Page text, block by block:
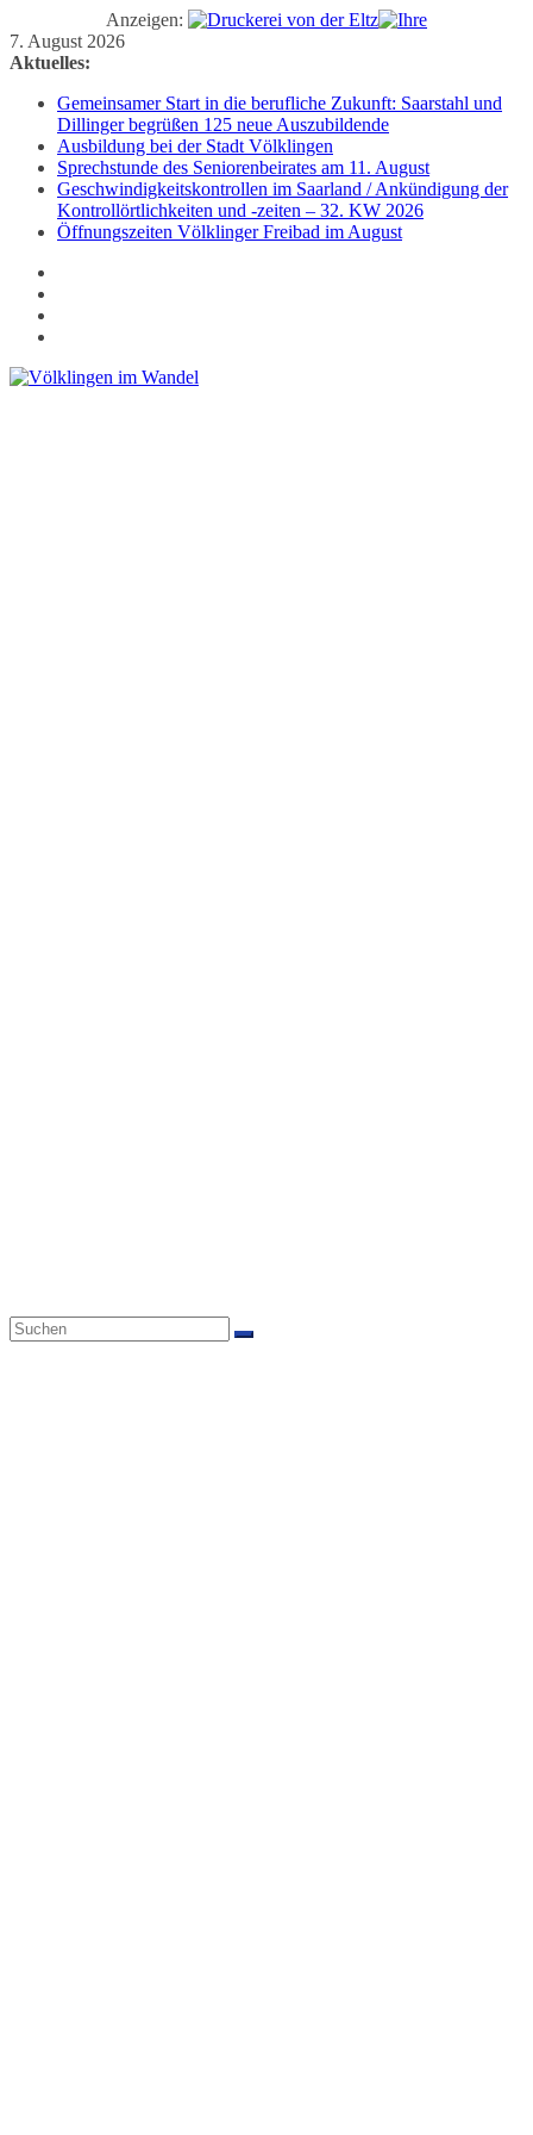
Anzeigen:
Zum
Inhalt
7. August 2026
Aktuelles:
Gemeinsamer Start in die berufliche Zukunft: Saarstahl und
Dillinger begrüßen 125 neue Auszubildende
Ausbildung bei der Stadt Völklingen
Sprechstunde des Seniorenbeirates am 11. August
Geschwindigkeitskontrollen im Saarland / Ankündigung der
Kontrollörtlichkeiten und -zeiten – 32. KW 2026
Öffnungszeiten Völklinger Freibad im August